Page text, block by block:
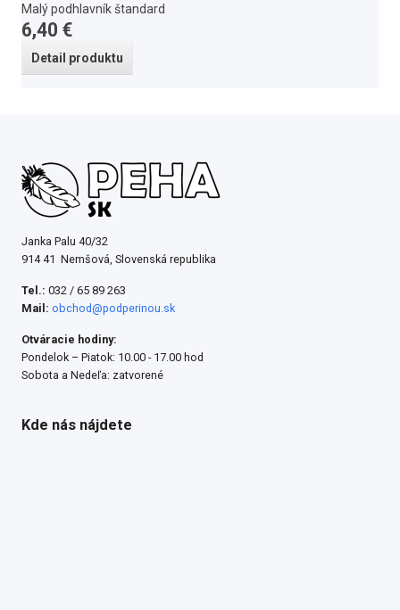
Malý podhlavník štandard
6,40 €
Detail produktu
Janka Palu 40/32
914 41 Nemšová, Slovenská republika
Tel.: 032 / 65 89 263
Mail: obchod@podperinou.sk
Otváracie hodiny:
Pondelok – Piatok: 10.00 - 17.00 hod
Sobota a Nedeľa: zatvorené
Kde nás nájdete